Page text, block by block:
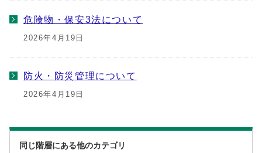
危険物・保安3法について
2026年4月19日
防火・防災管理について
2026年4月19日
同じ階層にある他のカテゴリ